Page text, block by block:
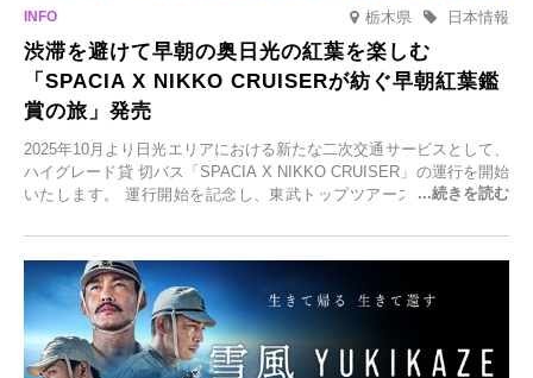
栃木県 日本情報
渋滞を避けて早朝の奥日光の紅葉を楽しむ
「SPACIA X NIKKO CRUISERが紡ぐ早朝紅葉鑑
賞の旅」発売
2025年10月より日光エリアにおける新たな二次交通サービスとして、
ハイグレード貸 切バス「SPACIA X NIKKO CRUISER」の運行を開始
いたします。 運行開始を記念し、東武トップツアーズ株式会社では
2025年9月12日(金)より発売いたします。